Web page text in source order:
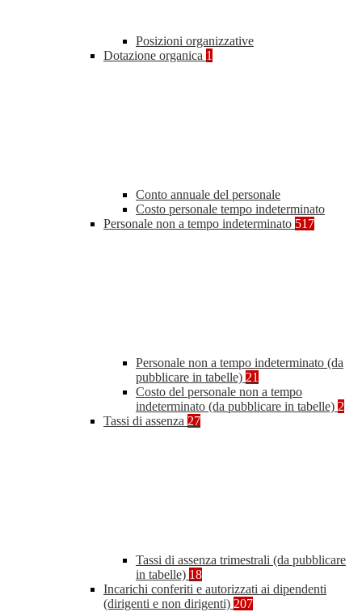
Posizioni organizzative
Dotazione organica 1
Conto annuale del personale
Costo personale tempo indeterminato
Personale non a tempo indeterminato 517
Personale non a tempo indeterminato (da
pubblicare in tabelle) 21
Costo del personale non a tempo
indeterminato (da pubblicare in tabelle) 2
Tassi di assenza 27
Tassi di assenza trimestrali (da pubblicare
in tabelle) 18
Incarichi conferiti e autorizzati ai dipendenti
(dirigenti e non dirigenti) 207